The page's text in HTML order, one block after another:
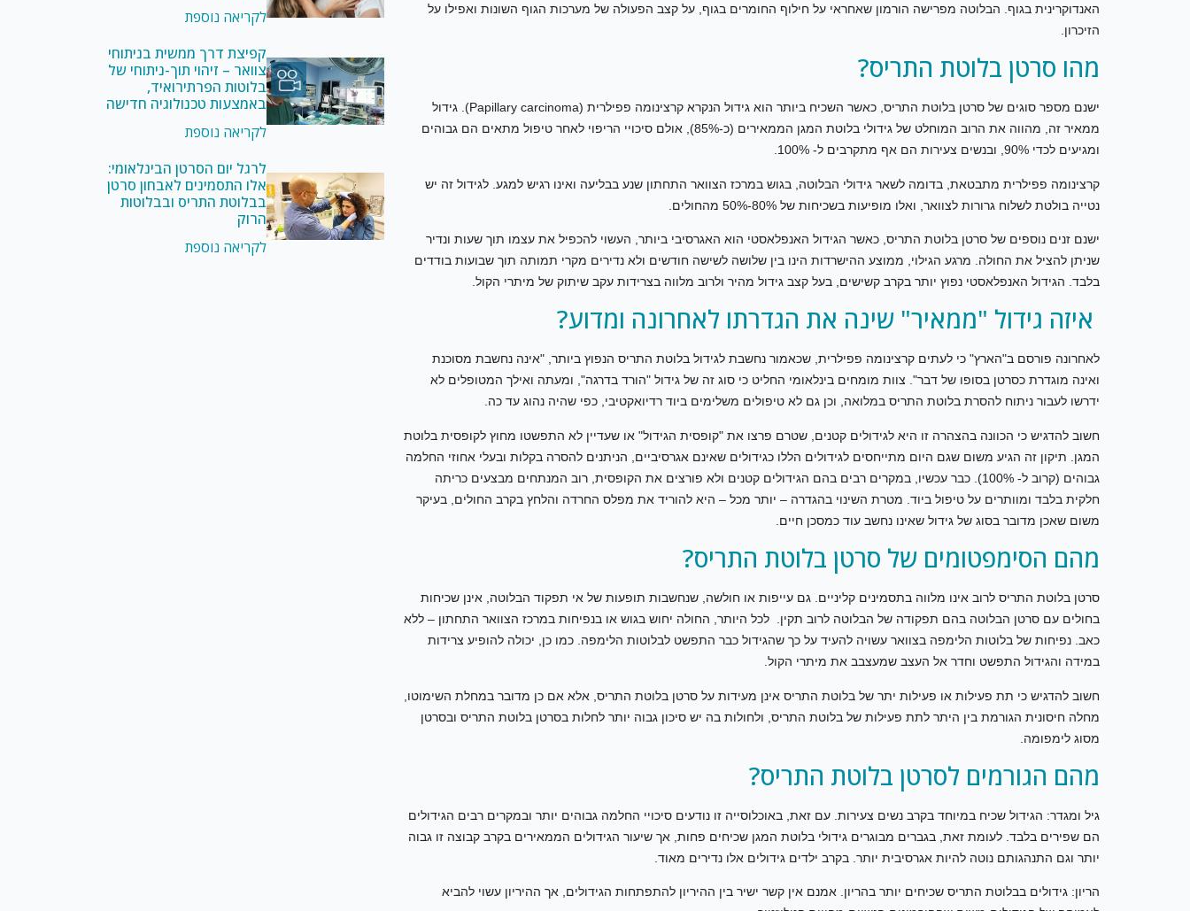
האנדוקרינית בגוף. הבלוטה מפרישה הורמון שאחראי על חילוף החומרים בגוף, על קצב הפעולה של מערכות הגוף השונות ואפילו על
הזיכרון.
מהו סרטן בלוטת התריס?
ישנם מספר סוגים של סרטן בלוטת התריס, כאשר השכיח ביותר הוא גידול הנקרא קרצינומה פפילרית (Papillary carcinoma). גידול
ממאיר זה, מהווה את הרוב המוחלט של גידולי בלוטת המגן הממאירים (כ-85%), אולם סיכויי הריפוי לאחר טיפול מתאים הם גבוהים
ומגיעים לכדי 90%, ובנשים צעירות הם אף מתקרבים ל- 100%.
קרצינומה פפילרית מתבטאת, בדומה לשאר גידולי הבלוטה, בגוש במרכז הצוואר התחתון שנע בבליעה ואינו רגיש למגע. לגידול זה יש
נטייה בולטת לשלוח גרורות לצוואר, ואלו מופיעות בשכיחות של 80%-50% מהחולים.
ישנם זנים נוספים של סרטן בלוטת התריס, כאשר הגידול האנפלאסטי הוא האגרסיבי ביותר, העשוי להכפיל את עצמו תוך שעות ונדיר
שניתן להציל את החולה. מרגע הגילוי, ממוצע ההישרדות הינו בין שלושה לשישה חודשים ולא נדירים מקרי תמותה תוך שבועות בודדים
בלבד. הגידול האנפלאסטי נפוץ יותר בקרב קשישים, בעל קצב גידול מהיר ולרוב מלווה בצרידות עקב שיתוק של מיתרי הקול.
איזה גידול "ממאיר" שינה את הגדרתו לאחרונה ומדוע?
לאחרונה פורסם ב"הארץ" כי לעתים קרצינומה פפילרית, שכאמור נחשבת לגידול בלוטת התריס הנפוץ ביותר, "אינה נחשבת מסוכנת
ואינה מוגדרת כסרטן בסופו של דבר". צוות מומחים בינלאומי החליט כי סוג זה של גידול "הורד בדרגה", ומעתה ואילך המטופלים לא
ידרשו לעבור ניתוח להסרת בלוטת התריס במלואה, וכן גם לא טיפולים משלימים ביוד רדיואקטיבי, כפי שהיה נהוג עד כה.
חשוב להדגיש כי הכוונה בהצהרה זו היא לגידולים קטנים, שטרם פרצו את "קופסית הגידול" או שעדיין לא התפשטו מחוץ לקופסית בלוטת
המגן. תיקון זה הגיע משום שגם היום מתייחסים לגידולים הללו כגידולים שאינם אגרסיביים, הניתנים להסרה בקלות ובעלי אחוזי החלמה
גבוהים (קרוב ל- 100%). כבר עכשיו, במקרים רבים בהם הגידולים קטנים ולא פורצים את הקופסית, רוב המנתחים מבצעים כריתה
חלקית בלבד ומוותרים על טיפול ביוד. מטרת השינוי בהגדרה – יותר מכל – היא להוריד את מפלס החרדה והלחץ בקרב החולים, בעיקר
משום שאכן מדובר בסוג של גידול שאינו נחשב עוד כמסכן חיים.
מהם הסימפטומים של סרטן בלוטת התריס?
סרטן בלוטת התריס לרוב אינו מלווה בתסמינים קליניים. גם עייפות או חולשה, שנחשבות תופעות של אי תפקוד הבלוטה, אינן שכיחות
בחולים עם סרטן הבלוטה בהם תפקודה של הבלוטה לרוב תקין. לכל היותר, החולה יחוש בגוש או בנפיחות במרכז הצוואר התחתון – ללא
כאב. נפיחות של בלוטות הלימפה בצוואר עשויה להעיד על כך שהגידול כבר התפשט לבלוטות הלימפה. כמו כן, יכולה להופיע צרידות
במידה והגידול התפשט וחדר אל העצב שמעצבב את מיתרי הקול.
חשוב להדגיש כי תת פעילות או פעילות יתר של בלוטת התריס אינן מעידות על סרטן בלוטת התריס, אלא אם כן מדובר במחלת השימוטו,
מחלה חיסונית הגורמת בין היתר לתת פעילות של בלוטת התריס, ולחולות בה יש סיכון גבוה יותר לחלות בסרטן בלוטת התריס ובסרטן
מסוג לימפומה.
מהם הגורמים לסרטן בלוטת התריס?
גיל ומגדר: הגידול שכיח במיוחד בקרב נשים צעירות. עם זאת, באוכלוסייה זו נודעים סיכויי החלמה גבוהים יותר ובמקרים רבים הגידולים
הם שפירים בלבד. לעומת זאת, בגברים מבוגרים גידולי בלוטת המגן שכיחים פחות, אך שיעור הגידולים הממאירים בקרב קבוצה זו גבוה
יותר וגם התנהגותם נוטה להיות אגרסיבית יותר. בקרב ילדים גידולים אלו נדירים מאוד.
הריון: גידולים בבלוטת התריס שכיחים יותר בהריון. אמנם אין קשר ישיר בין ההיריון להתפתחות הגידולים, אך ההיריון עשוי להביא
לקריאה נוספת
קפיצת דרך ממשית בניתוחי
צוואר – זיהוי תוך-ניתוחי של
בלוטות הפרתירואיד,
באמצעות טכנולוגיה חדישה
לקריאה נוספת
לרגל יום הסרטן הבינלאומי:
אלו התסמינים לאבחון סרטן
בבלוטת התריס ובבלוטות
הרוק
לקריאה נוספת